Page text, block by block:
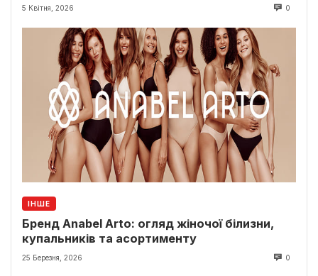
5 Квітня, 2026 0
ІНШЕ
Бренд Anabel Arto: огляд жіночої білизни,
купальників та асортименту
25 Березня, 2026 0